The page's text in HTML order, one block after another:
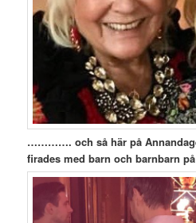
…………. och så här på
firades med barn och barnbarn